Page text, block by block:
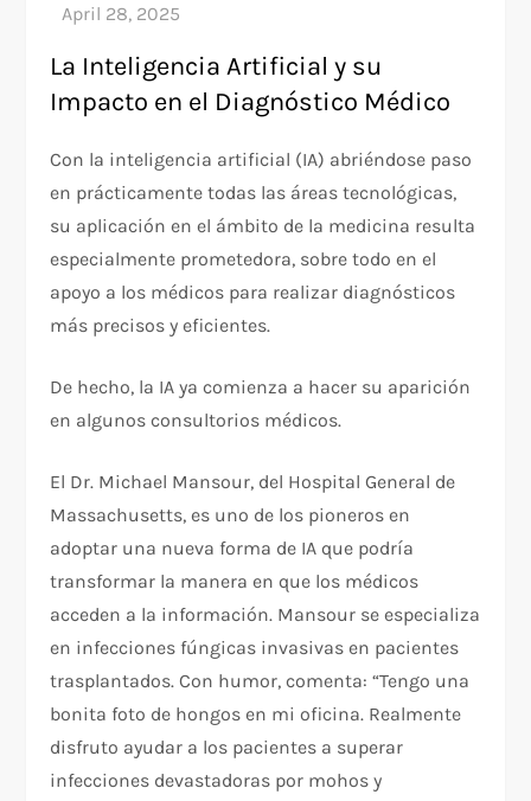
La Inteligencia Artificial y su
Impacto en el Diagnóstico Médico
Con la inteligencia artificial (IA) abriéndose paso
en prácticamente todas las áreas tecnológicas,
su aplicación en el ámbito de la medicina resulta
especialmente prometedora, sobre todo en el
apoyo a los médicos para realizar diagnósticos
más precisos y eficientes.
De hecho, la IA ya comienza a hacer su aparición
en algunos consultorios médicos.
El Dr. Michael Mansour, del Hospital General de
Massachusetts, es uno de los pioneros en
adoptar una nueva forma de IA que podría
transformar la manera en que los médicos
acceden a la información. Mansour se especializa
en infecciones fúngicas invasivas en pacientes
trasplantados. Con humor, comenta: “Tengo una
bonita foto de hongos en mi oficina. Realmente
disfruto ayudar a los pacientes a superar
infecciones devastadoras por mohos y